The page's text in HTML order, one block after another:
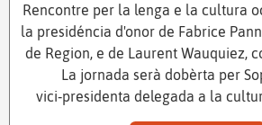
Rencontre per la lenga e la cultura
la presidéncia d'onor de Fabrice
de Region, e de Laurent Wauquiez,
La jornada serà dobèrta per
vici‑presidenta delegada a la